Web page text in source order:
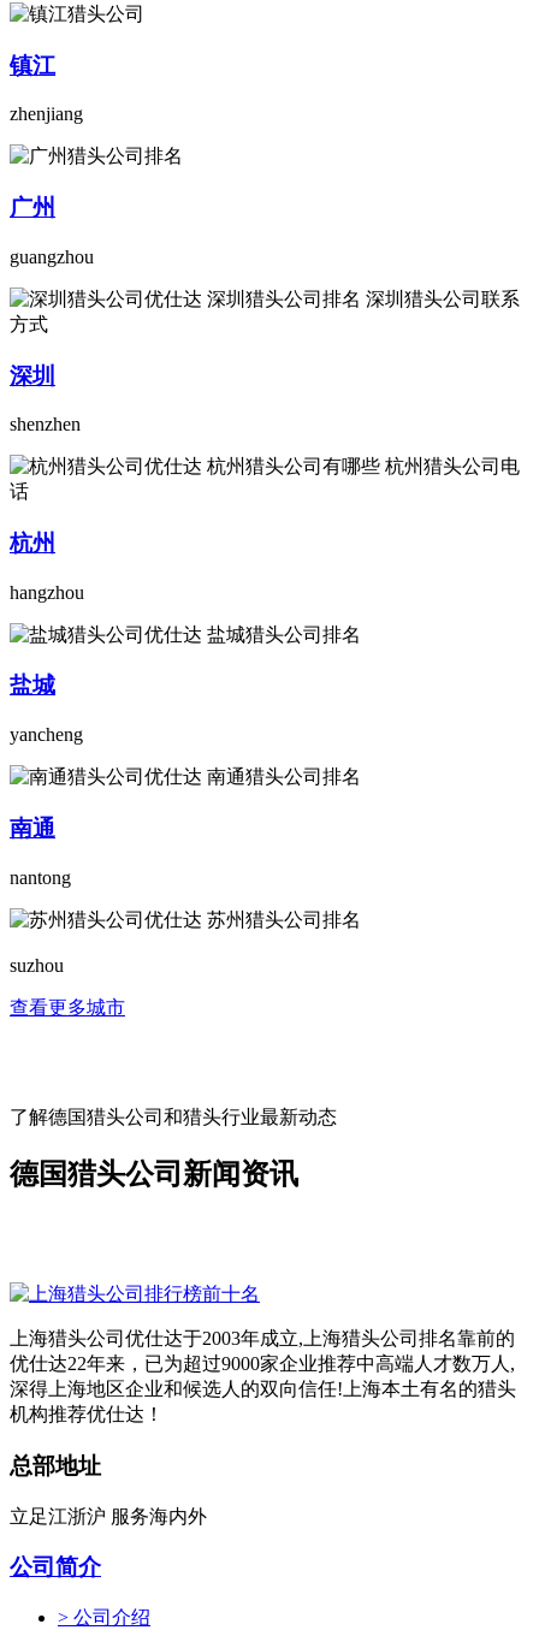
镇江
zhenjiang
广州
guangzhou
深圳
shenzhen
杭州
hangzhou
盐城
yancheng
南通
nantong
suzhou
查看更多城市
了解德国猎头公司和猎头行业最新动态
德国猎头公司新闻资讯
上海猎头公司优仕达于2003年成立,上海猎头公司排名靠前的
优仕达22年来，已为超过9000家企业推荐中高端人才数万人,
深得上海地区企业和候选人的双向信任!上海本土有名的猎头
机构推荐优仕达！
总部地址
立足江浙沪 服务海内外
公司简介
> 公司介绍